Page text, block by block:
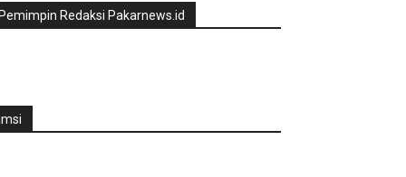
Pemimpin Redaksi Pakarnews.id